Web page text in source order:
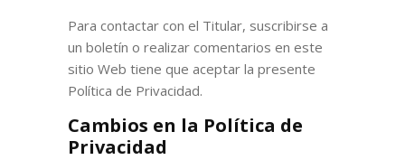
Para contactar con el Titular, suscribirse a
un boletín o realizar comentarios en este
sitio Web tiene que aceptar la presente
Política de Privacidad.
Cambios en la Política de
Privacidad